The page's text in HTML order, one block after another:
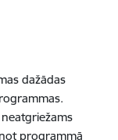
dažādas
programmā